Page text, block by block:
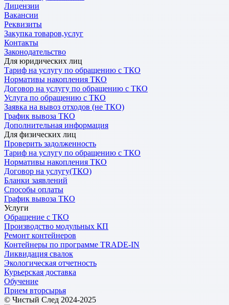
Лицензии
Вакансии
Реквизиты
Закупка товаров,услуг
Контакты
Законодательство
Для юридических лиц
Тариф на услугу по обращению с ТКО
Нормативы накопления ТКО
Договор на услугу по обращению с ТКО
Услуга по обращению с ТКО
Заявка на вывоз отходов (не ТКО)
График вывоза ТКО
Дополнительная информация
Для физических лиц
Проверить задолженность
Тариф на услугу по обращению с ТКО
Нормативы накопления ТКО
Договор на услугу(ТКО)
Бланки заявлений
Способы оплаты
График вывоза ТКО
Услуги
Обращение с ТКО
Производство модульных КП
Ремонт контейнеров
Контейнеры по программе TRADE-IN
Ликвидация свалок
Экологическая отчетность
Курьерская доставка
Обучение
Прием вторсырья
© Чистый След 2024-2025